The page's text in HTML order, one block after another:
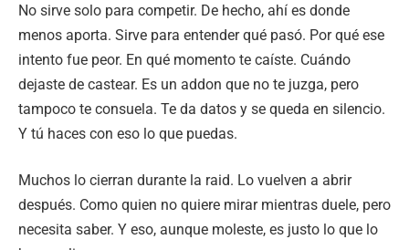
No sirve solo para competir. De hecho, ahí es donde
menos aporta. Sirve para entender qué pasó. Por qué ese
intento fue peor. En qué momento te caíste. Cuándo
dejaste de castear. Es un addon que no te juzga, pero
tampoco te consuela. Te da datos y se queda en silencio.
Y tú haces con eso lo que puedas.
Muchos lo cierran durante la raid. Lo vuelven a abrir
después. Como quien no quiere mirar mientras duele, pero
necesita saber. Y eso, aunque moleste, es justo lo que lo